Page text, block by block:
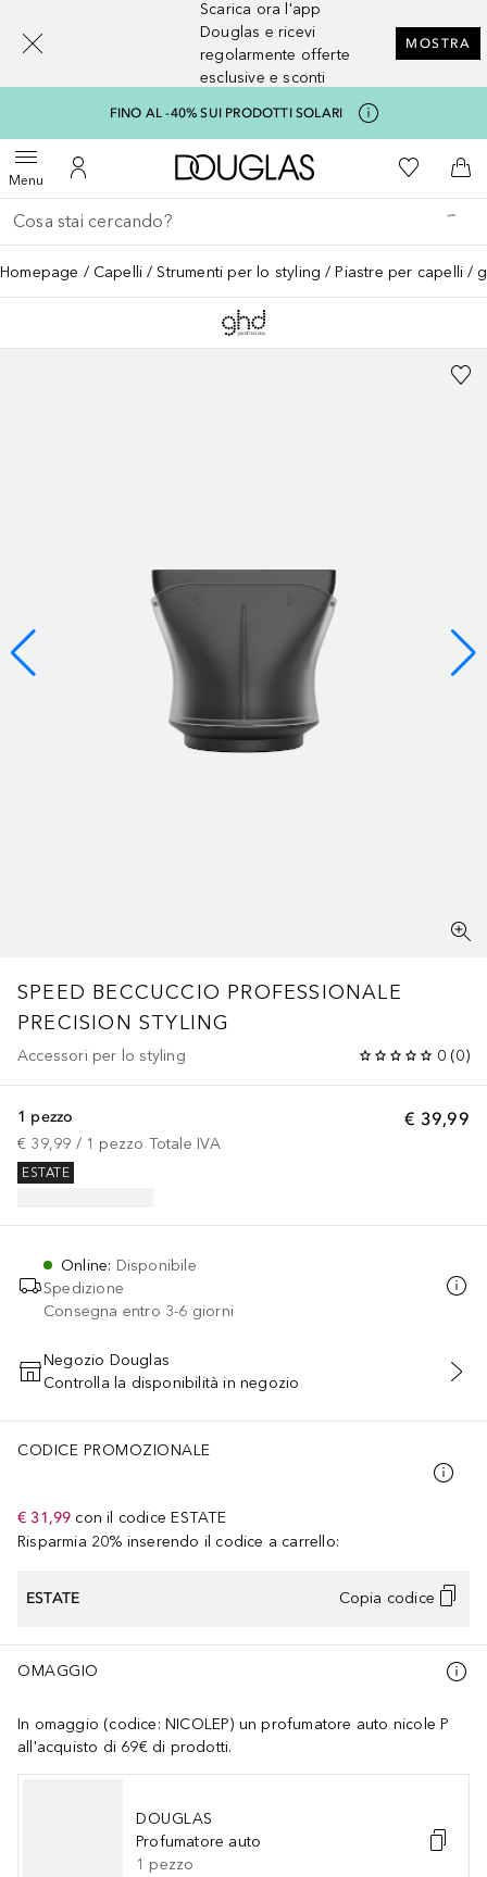
Scarica ora l'app
Douglas e ricevi
regolarmente offerte
esclusive e sconti
MOSTRA
FINO AL -40% SUI PRODOTTI SOLARI
MenuApri menuAl Mio Account
A Douglas HomeAlla Mia
Al
Torna indietro
Esegui ricerca
Homepage Capelli Strumenti per lo styling Piastre per capelli
SPEED BECCUCCIO PROFESSIONALE
PRECISION STYLING
Accessori per lo styling 0 (0)
€ 39,99
1 pezzo
€ 39,99 / 1 pezzo Totale IVA
ESTATE
Online: Disponibile
Spedizione
Consegna entro 3-6 giorni
AGGIUNGI AL CARRELLO
Negozio Douglas
Controlla la disponibilità in negozio
CODICE PROMOZIONALE
€ 31,99 con il codice ESTATE
Risparmia 20% inserendo il codice a carrello:
ESTATE Copia codice
OMAGGIO
In omaggio (codice: NICOLEP) un profumatore auto nicole P
all'acquisto di 69€ di prodotti.
DOUGLAS
Profumatore auto
1 pezzo
[navigation.slideout.screenreader]